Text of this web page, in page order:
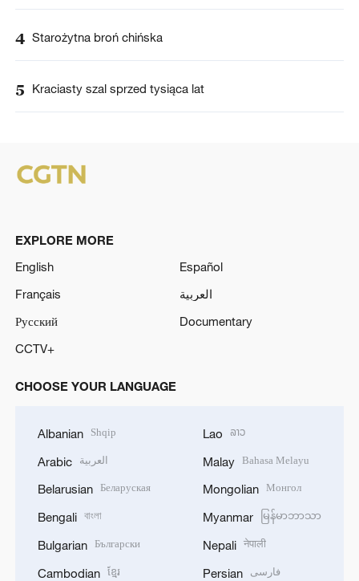
4 Starożytna broń chińska
5 Kraciasty szal sprzed tysiąca lat
EXPLORE MORE
English
Español
Français
العربية
Русский
Documentary
CCTV+
CHOOSE YOUR LANGUAGE
Albanian Shqip
Arabic العربية
Belarusian Беларуская
Bengali বাংলা
Bulgarian Български
Cambodian ខ្មែរ
Lao ລາວ
Malay Bahasa Melayu
Mongolian Монгол
Myanmar မြန်မာဘာသာ
Nepali नेपाली
Persian فارسی